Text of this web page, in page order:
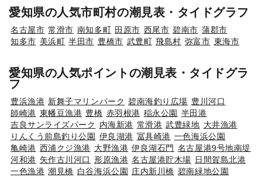
愛知県の人気市町村の潮見表・タイドグラフ
名古屋市 常滑市 南知多町 田原市 西尾市 碧南市 蒲郡市
知多市 美浜町 半田市 豊橋市 武豊町 飛島村 弥富市 東海市
愛知県の人気ポイントの潮見表・タイドグラ
フ
豊浜漁港 新舞子マリンパーク 碧南海釣り広場 豊川河口
師崎港 東幡豆漁港 豊橋 赤羽根港 稲永公園 半田港
吉良サンライズパーク
内海新港 常滑港 武豊緑地 大井漁港
りんくう前島釣り公園 伊良湖港 冨具崎港 一色海浜公園
亀崎港 西浦クジ漁港 大野漁港 伊良湖石門 名古屋港9号地南堤
河和港 矢作古川河口 形原漁港 名古屋港貯木場 日間賀島北港
一色漁港 潮見橋 白谷海浜公園 庄内新川橋 碧南緑地公園